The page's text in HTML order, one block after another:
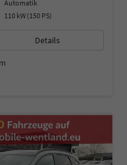
Automatik
110 kW (150 PS)
Details